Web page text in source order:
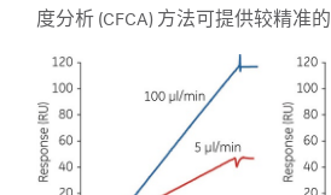
度分析 (CFCA) 方法可提供较精准